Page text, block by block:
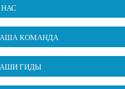
НАС
КОМАНДА
ГИДЫ